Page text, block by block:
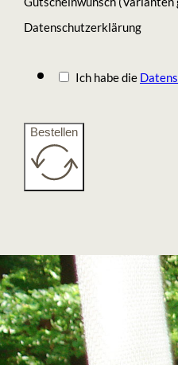
Datenschutzerklärung
Ich habe die
Bestellen